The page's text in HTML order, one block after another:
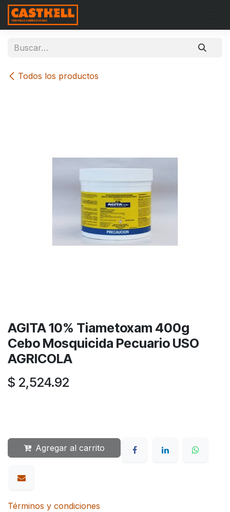
Ir al contenido
Todos los productos
AGITA 10% Tiametoxam 400g
Cebo Mosquicida Pecuario USO
AGRICOLA
$ 2,524.92
Agregar al carrito
Términos y condiciones